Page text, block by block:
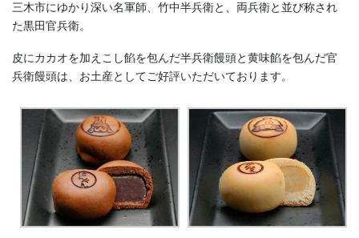
三木市にゆかり深い名軍師、竹中半兵衛と、両兵衛と並び称され
た黒田官兵衛。
皮にカカオを加えこし餡を包んだ半兵衛饅頭と黄味餡を包んだ官
兵衛饅頭は、お土産としてご好評いただいております。